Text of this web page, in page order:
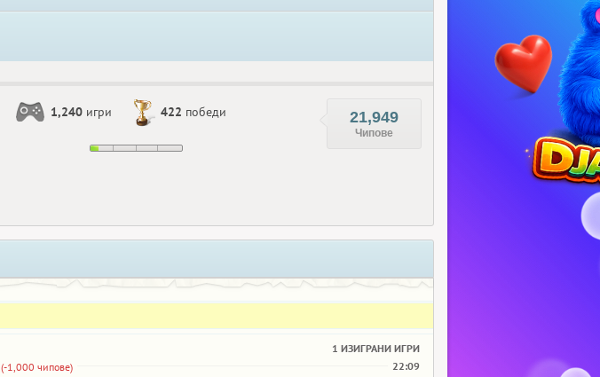
1,240 игри 422 победи 21,949
Чипове
1 ИЗИГРАНИ ИГРИ
(-1,000 чипове) 22:09